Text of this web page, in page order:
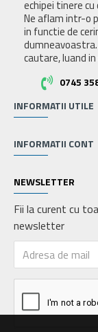
echipei tinere
Ne aflam intr-o
in functie de
dumneavoastra.
cautare, luand
0745
INFORMATII UTILE
INFORMATII CONT
NEWSLETTER
Fii la curent cu
newsletter